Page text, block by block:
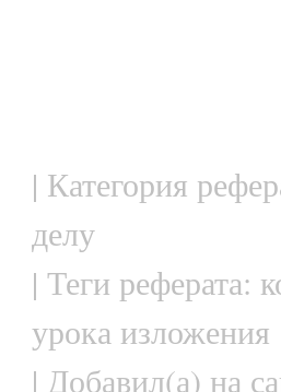
| Категория
делу
| Теги реферата:
урока изложения
| Добавил(а) на